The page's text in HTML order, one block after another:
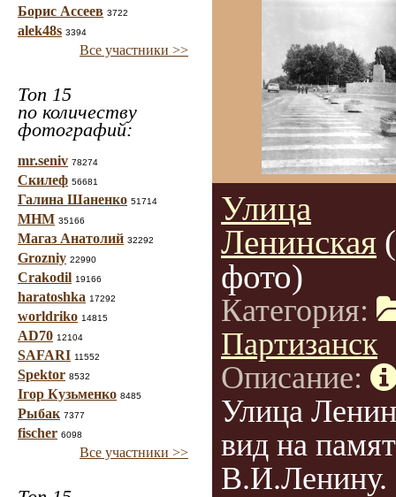
Борис Ассеев 3722
alek48s 3394
Все участники >>
Топ 15
по количеству
фотографий:
mr.seniv 78274
Скилеф 56681
Галина Шаненко 51714
МНМ 35166
Магаз Анатолий 32292
Grozniy 22990
Crakodil 19166
haratoshka 17292
worldriko 14815
AD70 12104
SAFARI 11552
Spektor 8532
Ігор Кузьменко 8485
Рыбак 7377
fischer 6098
Все участники >>
Улица
Ленинская
фото)
Категория:
Партизанск
Описание:
Улица
вид на
В.И.Ленину.